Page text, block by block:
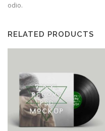
odio.
RELATED PRODUCTS